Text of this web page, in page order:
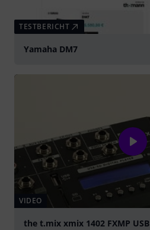
TESTBERICHT
Yamaha DM7
VIDEO
the t.mix xmix 1402 FXMP USB